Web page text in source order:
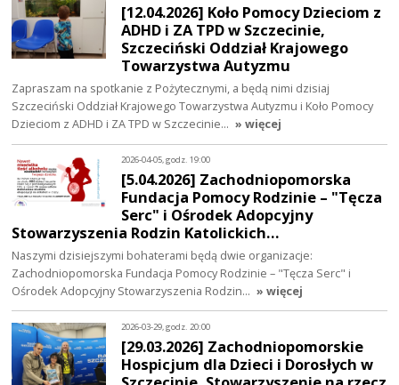
[12.04.2026] Koło Pomocy Dzieciom z
ADHD i ZA TPD w Szczecinie,
Szczeciński Oddział Krajowego
Towarzystwa Autyzmu
Zapraszam na spotkanie z Pożytecznymi, a będą nimi dzisiaj
Szczeciński Oddział Krajowego Towarzystwa Autyzmu i Koło Pomocy
Dzieciom z ADHD i ZA TPD w Szczecinie… » więcej
2026-04-05, godz. 19:00
[5.04.2026] Zachodniopomorska
Fundacja Pomocy Rodzinie – "Tęcza
Serc" i Ośrodek Adopcyjny
Stowarzyszenia Rodzin Katolickich…
Naszymi dzisiejszymi bohaterami będą dwie organizacje:
Zachodniopomorska Fundacja Pomocy Rodzinie – "Tęcza Serc" i
Ośrodek Adopcyjny Stowarzyszenia Rodzin… » więcej
2026-03-29, godz. 20:00
[29.03.2026] Zachodniopomorskie
Hospicjum dla Dzieci i Dorosłych w